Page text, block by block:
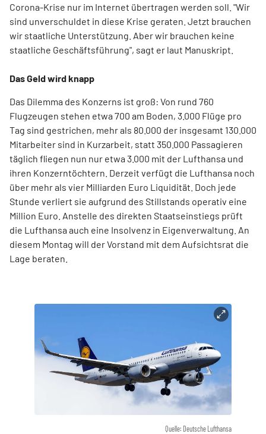
Corona-Krise nur im Internet übertragen werden soll. "Wir
sind unverschuldet in diese Krise geraten. Jetzt brauchen
wir staatliche Unterstützung. Aber wir brauchen keine
staatliche Geschäftsführung", sagt er laut Manuskript.
Das Geld wird knapp
Das Dilemma des Konzerns ist groß: Von rund 760
Flugzeugen stehen etwa 700 am Boden, 3.000 Flüge pro
Tag sind gestrichen, mehr als 80.000 der insgesamt 130.000
Mitarbeiter sind in Kurzarbeit, statt 350.000 Passagieren
täglich fliegen nun nur etwa 3.000 mit der Lufthansa und
ihren Konzerntöchtern. Derzeit verfügt die Lufthansa noch
über mehr als vier Milliarden Euro Liquidität. Doch jede
Stunde verliert sie aufgrund des Stillstands operativ eine
Million Euro. Anstelle des direkten Staatseinstiegs prüft
die Lufthansa auch eine Insolvenz in Eigenverwaltung. An
diesem Montag will der Vorstand mit dem Aufsichtsrat die
Lage beraten.
Quelle: Deutsche Lufthansa